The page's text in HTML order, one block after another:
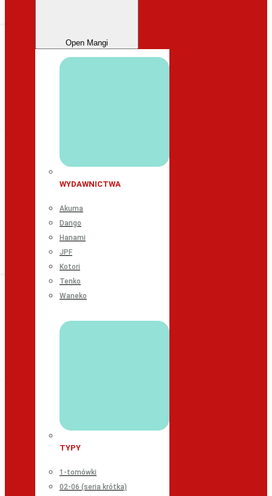
Open Mangi
WYDAWNICTWA
Akuma
Dango
Hanami
JPF
Kotori
Tenko
Waneko
TYPY
1-tomówki
02-06 (seria krótka)